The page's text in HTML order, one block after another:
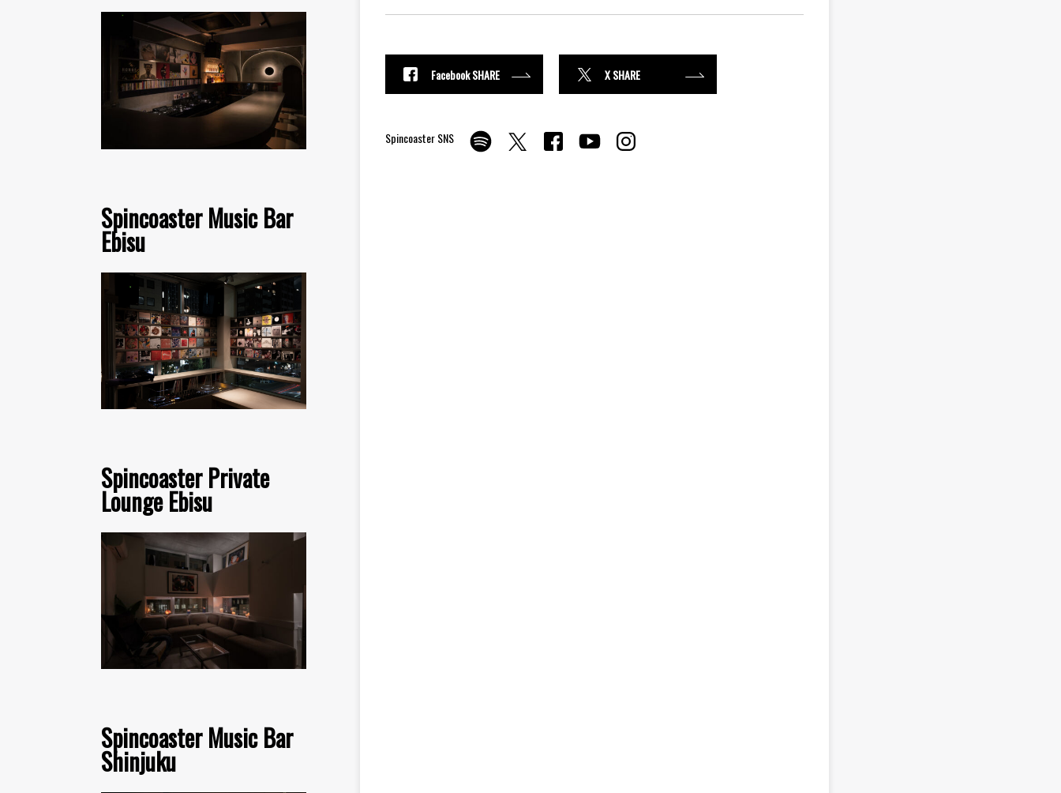
Spincoaster Music Bar
Ebisu
Spincoaster Private
Lounge Ebisu
Spincoaster Music Bar
Shinjuku
Facebook SHARE X SHARE
Spincoaster SNS